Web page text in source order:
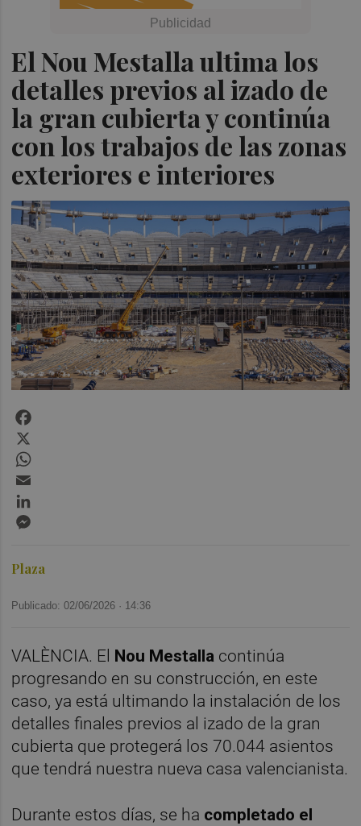
El Nou Mestalla ultima los
detalles previos al izado de
la gran cubierta y continúa
con los trabajos de las zonas
exteriores e interiores
Plaza
Publicado: 02/06/2026 · 14:36
VALÈNCIA. El Nou Mestalla continúa
progresando en su construcción, en este
caso, ya está ultimando la instalación de los
detalles finales previos al izado de la gran
cubierta que protegerá los 70.044 asientos
que tendrá nuestra nueva casa valencianista.
Durante estos días, se ha completado el